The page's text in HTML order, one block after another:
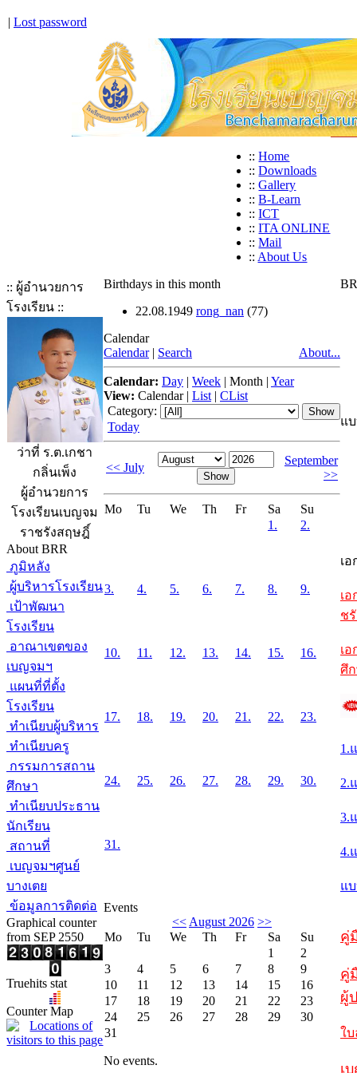
| Lost password
:: Home
:: Downloads
:: Gallery
:: B-Learn
:: ICT
:: ITA ONLINE
:: Mail
:: About Us
:: ผู้อำนวยการ
โรงเรียน ::
ว่าที่ ร.ต.เกชา
กลิ่นเพ็ง
ผู้อำนวยการ
โรงเรียนเบญจม
ราชรังสฤษฎิ์
About BRR
ภูมิหลัง
ผู้บริหารโรงเรียน
เป้าพัฒนา
โรงเรียน
อาณาเขตของ
เบญจมฯ
แผนที่ที่ตั้ง
โรงเรียน
ทำเนียบผู้บริหาร
ทำเนียบครู
กรรมการสถาน
ศึกษา
ทำเนียบประธาน
นักเรียน
สถานที่
เบญจมฯศูนย์
บางเตย
ข้อมูลการติดต่อ
Graphical counter
from SEP 2550
Truehits stat
Counter Map
Birthdays in this month
22.08.1949 rong_nan (77)
Calendar
Calendar | Search About...
Calendar: Day | Week | Month | Year
View: Calendar| List | CList
Category:
Today
<< July
September
>>
Mo Tu We Th Fr Sa
Su
1.
2.
3. 4. 5. 6. 7. 8. 9.
10. 11. 12. 13. 14. 15. 16.
17. 18. 19. 20. 21. 22. 23.
24. 25. 26. 27. 28. 29. 30.
31.
Events
<< August 2026 >>
Mo
Tu We Th Fr Sa
Su
1
2
3
4 5 6 7 8
9
10
11 12 13 14 15
16
17
18 19 20 21 22
23
24
25 26 27 28 29
30
31
No events.
แ
เ
เ
ช
เ
ศึ
1.
2.
3.
4.
แ
คู่
คู่
ผู้
ใ
เ